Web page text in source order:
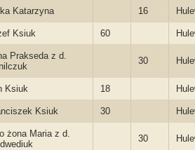
Katarzyna 16
Ksiuk 60
Prakseda z d.
30
Ksiuk 18
Ksiuk 30
żona Maria z d.
30